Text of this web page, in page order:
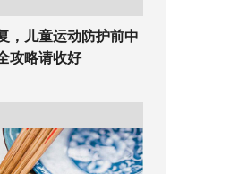
，儿童运动防护前中
攻略请收好